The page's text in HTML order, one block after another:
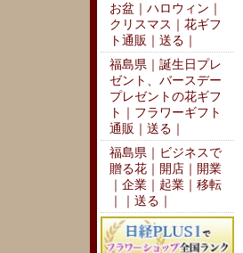
お盆｜ハロウィン｜
クリスマス｜花ギフ
ト通販｜送る｜
福島県｜誕生日プレ
ゼント、バースデー
プレゼントの花ギフ
ト｜フラワーギフト
通販｜送る｜
福島県｜ビジネスで
贈る花｜開店｜開業
｜企業｜起業｜移転
｜｜送る｜